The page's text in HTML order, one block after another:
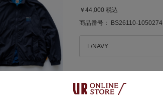
￥44,000 税込
商品番号： BS26110-1050274